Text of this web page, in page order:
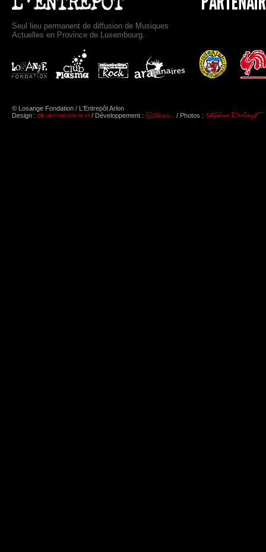
Seul lieu permanent de diffusion de Musiques
Actuelles en Province de Luxembourg.
© Losange Fondation / L'Entrepôt Arlon
Design :
/ Développement : / Photos :